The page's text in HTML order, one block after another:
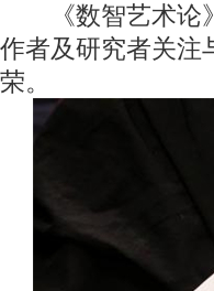
《数智艺术论》
作者及研究者关注
荣。